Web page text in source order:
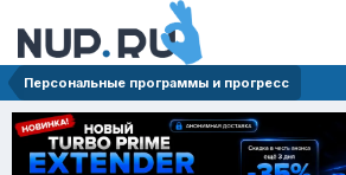
Персональные программы и прогресс